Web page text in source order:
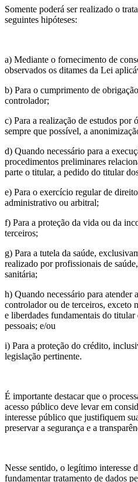
Somente poderá ser realizado o
seguintes hipóteses:
a) Mediante o fornecimento de
observados os ditames da Lei
b) Para o cumprimento de
controlador;
c) Para a realização de estudos por
sempre que possível, a
d) Quando necessário para a
procedimentos preliminares
parte o titular, a pedido do titular
e) Para o exercício regular de
administrativo ou arbitral;
f) Para a proteção da vida ou da
terceiros;
g) Para a tutela da saúde,
realizado por profissionais de
sanitária;
h) Quando necessário para atender
controlador ou de terceiros, exceto
e liberdades fundamentais do
pessoais; e/ou
i) Para a proteção do crédito,
legislação pertinente.
É importante destacar que o
acesso público deve levar em
interesse público que justifiquem
preservar a segurança e a
Nesse sentido, o legítimo interesse
fundamentar tratamento de dados